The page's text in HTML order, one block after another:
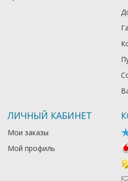
ЛИЧНЫЙ КАБИНЕТ
Мои заказы
Мой профиль